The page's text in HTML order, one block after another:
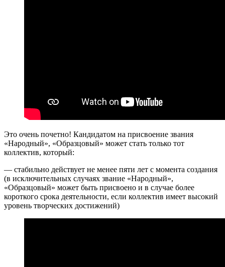
Это очень почетно! Кандидатом на присвоение звания
«Народный», «Образцовый» может стать только тот
коллектив, который:
— стабильно действует не менее пяти лет с момента создания
(в исключительных случаях звание «Народный»,
«Образцовый» может быть присвоено и в случае более
короткого срока деятельности, если коллектив имеет высокий
уровень творческих достижений)